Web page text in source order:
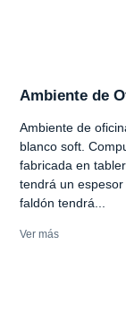
Ambiente de
Ambiente de
blanco soft.
fabricada en
tendrá un
faldón tendrá...
Ver más